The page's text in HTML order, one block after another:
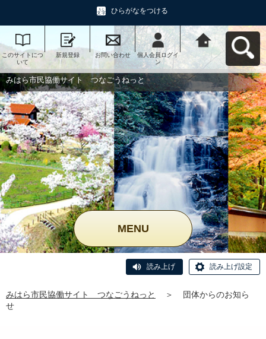
ひらがなをつける
このサイトにつ
いて
新規登録 お問い合わせ
個人会員ログイ
ン
みはら市民協働
サイト つなご
うねっとへ戻る
みはら市民協働サイト つなごうねっと
MENU
読み上げ 読み上げ設定
みはら市民協働サイト つなごうねっと ＞
団体からのお知ら
せ